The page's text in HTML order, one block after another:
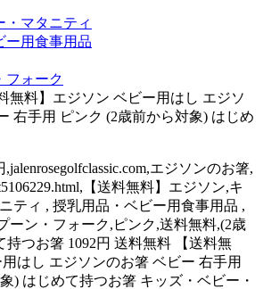
・マタニティ
ー用食事用品
フォーク
無料】エジソン ベビー用はし エジソ
右手用 ピンク (2歳前から対象) はじめ
エジソンのお箸,
【送料無料】エジソン,キ
ティ , 授乳用品・ベビー用食事用品 ,
ーン・フォーク,ピンク,送料無料,(2歳
持つお箸 1092円 送料無料 【送料無
はし エジソンのお箸 ベビー 右手用
) はじめて持つお箸 キッズ・ベビー・